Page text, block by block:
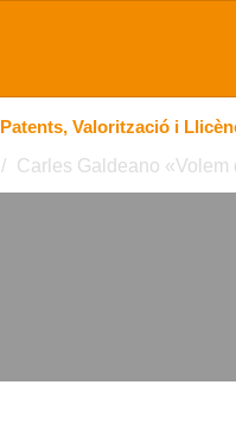
Patents, Valorització i
Carles Galdeano